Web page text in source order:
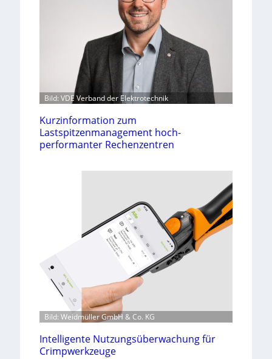
Bild: VDE Verband der Elektrotechnik
Kurzinformation zum
Lastspitzenmanagement hoch-
performanter Rechenzentren
Bild: Weidmüller GmbH & Co. KG
Intelligente Nutzungsüberwachung für
Crimpwerkzeuge